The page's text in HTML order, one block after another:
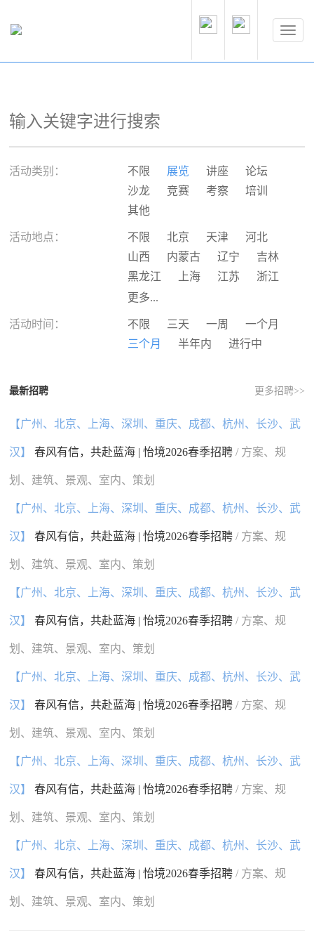
活动类别： 不限 展览 讲座
论坛
沙龙
竞赛 考察
培训
其他
活动地点： 不限 北京 天津
河北
山西
内蒙古 辽宁
吉林
黑龙江
上海 江苏
浙江
安徽
广东
广西
海南 重庆
四川
国外
更多...
活动时间： 不限 三天 一周
一个月
三个月
半年内 进行中
最新招聘 更多招聘>>
【广州、北京、上海、深圳、重庆、成都、杭州、长沙、武
汉】 春风有信，共赴蓝海 | 怡境2026春季招聘/ 方案、规
划、建筑、景观、室内、策划
【广州、北京、上海、深圳、重庆、成都、杭州、长沙、武
汉】 春风有信，共赴蓝海 | 怡境2026春季招聘/ 方案、规
划、建筑、景观、室内、策划
【广州、北京、上海、深圳、重庆、成都、杭州、长沙、武
汉】 春风有信，共赴蓝海 | 怡境2026春季招聘/ 方案、规
划、建筑、景观、室内、策划
【广州、北京、上海、深圳、重庆、成都、杭州、长沙、武
汉】 春风有信，共赴蓝海 | 怡境2026春季招聘/ 方案、规
划、建筑、景观、室内、策划
【广州、北京、上海、深圳、重庆、成都、杭州、长沙、武
汉】 春风有信，共赴蓝海 | 怡境2026春季招聘/ 方案、规
划、建筑、景观、室内、策划
【广州、北京、上海、深圳、重庆、成都、杭州、长沙、武
汉】 春风有信，共赴蓝海 | 怡境2026春季招聘/ 方案、规
划、建筑、景观、室内、策划